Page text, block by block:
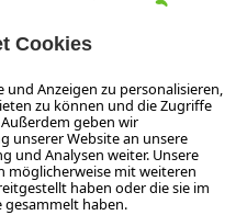
SalzburgerLand
SalzburgerLand